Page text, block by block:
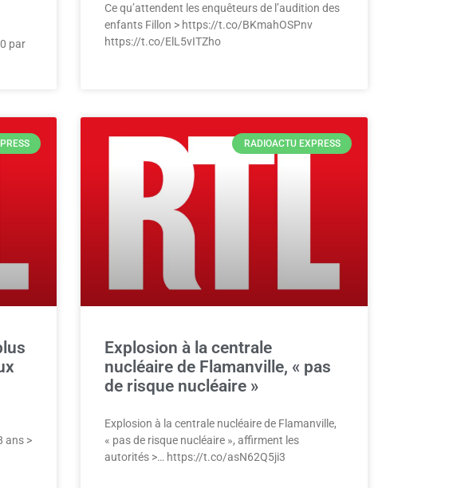
par
Ce qu’attendent les enquêteurs de l’audition des
enfants Fillon > https://t.co/BKmahOSPnv
https://t.co/ElL5vITZho
ans >
RADIOACTU EXPRESS
Explosion à la centrale
nucléaire de Flamanville, « pas
de risque nucléaire »
Explosion à la centrale nucléaire de Flamanville,
« pas de risque nucléaire », affirment les
autorités >… https://t.co/asN62Q5ji3